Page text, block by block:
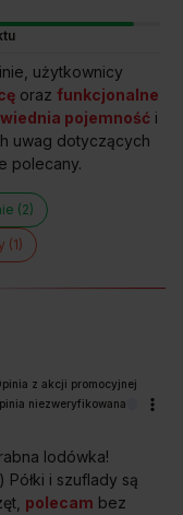
w kuchni miejsce
użytkownicy
oraz funkcjonalne
pojemność i
uwag dotyczących
polecany.
(2)
(1)
niezweryfikowana
lodówka!
Półki i szuflady są
polecam bez